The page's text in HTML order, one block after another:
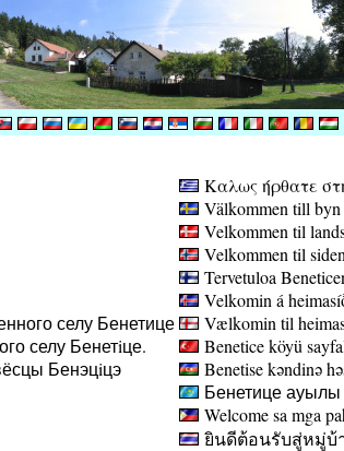
селу Бенетице
селу Бенетiце.
Бенэцiцэ
Καλως ήρθατε
Välkommen till byn
Velkommen til
Velkommen til
Tervetuloa
Velkomin á
Vælkomin til
Benetice köyü
Benetise kəndinə
Бенетице ауылы
Welcome sa mga
ยินดีต้อนรับสู่หมู่บ้า